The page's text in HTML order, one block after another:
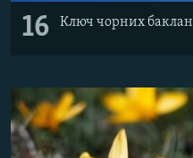
16 Ключ чорних